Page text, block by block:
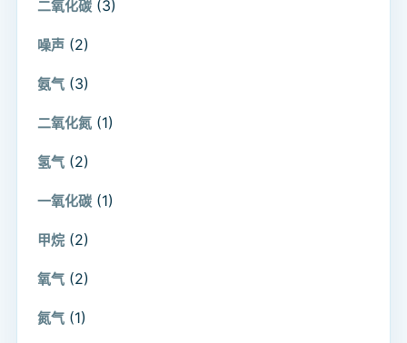
二氧化碳 (3)
噪声 (2)
氨气 (3)
二氧化氮 (1)
氢气 (2)
一氧化碳 (1)
甲烷 (2)
氧气 (2)
氮气 (1)